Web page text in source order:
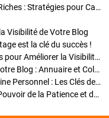
Enrichir Vos Articles avec des Contenus Riches : Stratégies pour Captiver et Optimiser
Visibilité de Votre Blog
est la clé du succès !
Optimisation SEO des Articles : Stratégies pour Améliorer la Visibilité de Votre Blog
Stratégies pour améliorer la visibilité de votre Blog : Annuaire et Collaborations
Pourquoi Investir dans un Nom de Domaine Personnel : Les Clés de la Réussite de Votre Blog
Comment Faire Émerger Votre Blog : Le Pouvoir de la Patience et de la Persévérance